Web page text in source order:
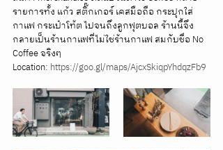
รายการทั้ง แก้ว สติ๊กเกอร์ เคสมือถือ กระปุกใส่
กาแฟ กระเป๋าโท้ต ไปจนถึงลูกฟุตบอล ร้านนี้จึง
กลายเป็นร้านกาแฟที่ไม่ใช่ร้านกาแฟ สมกับชื่อ No
Coffee จริงๆ
Location: https://goo.gl/maps/AjcxSkiqpYhdqzFb9